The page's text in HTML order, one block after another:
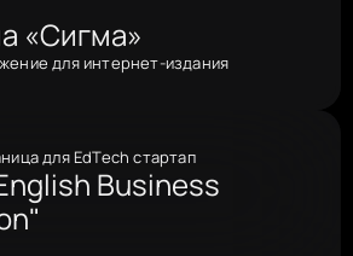
«Сигма»
для интернет-издания
для EdTech стартап
Business